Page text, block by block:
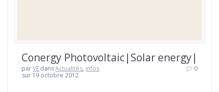
Conergy Photovoltaic|Solar energy|
parVEdansActualités, infos
sur 19 octobre 2012
0